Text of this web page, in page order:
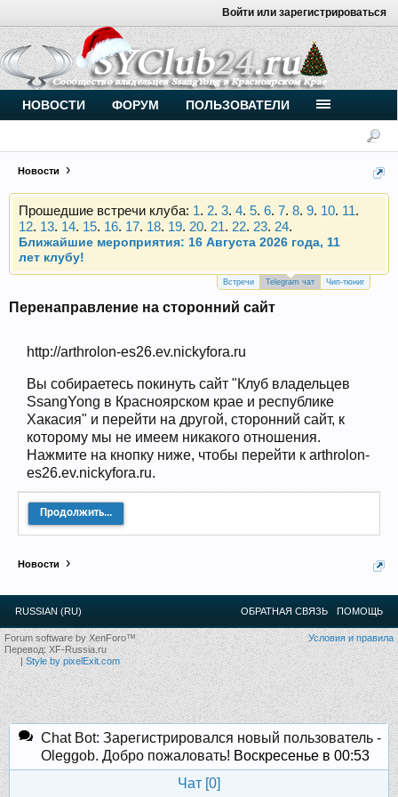
Войти или зарегистрироваться
Новости
Внимание, новые участники нашего клуба!
Основное общение происходит вTelegram-чате.
Присоединяйтесь.
Чип-тюнинг (прошивка) дизелей от
Vahmurka
12.13.14.15.16.17.18.19.20.21.22.23.24.
Ближайшие мероприятия: 16 Августа 2026 года, 11
лет клубу!
Внимание, новые участники нашего клуба!
Основное общение происходит вTelegram-чате.
Чип-тюнинг (прошивка) дизелей от
Прошедшие встречи клуба:1.2 .3.4 .5 .6.7.8.9.10
12.13.14.15.16.17.18 .19.20.21 22.23.24.
Ближайшие мероприятия: 16 Августа 2026 года, 11
лет клубу!
Встречи Telegram чат Чип-тюниг
Перенаправление на сторонний сайт
http://arthrolon-es26.ev.nickyfora.ru
Вы собираетесь покинуть сайт "Клуб владельцев
SsangYong в Красноярском крае и республике
Хакасия" и перейти на другой, сторонний сайт, к
которому мы не имеем никакого отношения.
Нажмите на кнопку ниже, чтобы перейти к arthrolon-
es26.ev.nickyfora.ru.
Продолжить...
Новости
НОВОСТИ ФОРУМ ПОЛЬЗОВАТЕЛИ
RUSSIAN (RU) ОБРАТНАЯ СВЯЗЬ ПОМОЩЬ
Условия и правила
Forum software by XenForo™
Перевод:XF-Russia.ru
|Style by pixelExit.com
Chat Bot: Зарегистрировался новый пользователь -
Oleggob. Добро пожаловать! Воскресенье в 00:53
Чат [0]